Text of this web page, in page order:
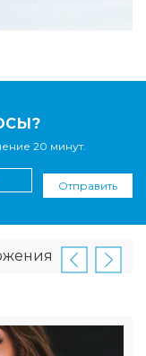
20 минут.
Отправить